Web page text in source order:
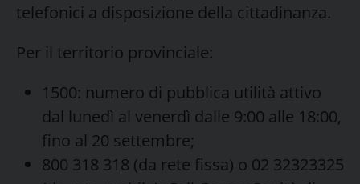
telefonici a disposizione della cittadinanza.
Per il territorio provinciale:
1500: numero di pubblica utilità attivo
dal lunedì al venerdì dalle 9:00 alle 18:00,
fino al 20 settembre;
800 318 318 (da rete fissa) o 02 32323325